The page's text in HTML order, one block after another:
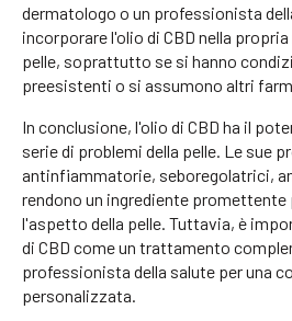
dermatologo o un professionista
incorporare l'olio di CBD nella
pelle, soprattutto se si hanno
preesistenti o si assumono altri
In conclusione, l'olio di CBD ha il
serie di problemi della pelle. Le sue
antinfiammatorie, seboregolatrici,
rendono un ingrediente promettente
l'aspetto della pelle. Tuttavia, è
di CBD come un trattamento
professionista della salute per una
personalizzata.